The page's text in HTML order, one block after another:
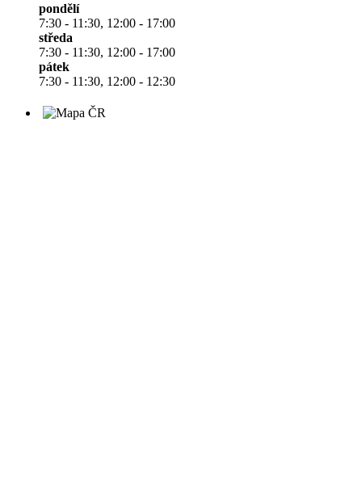
pondělí
7:30 - 11:30, 12:00 - 17:00
středa
7:30 - 11:30, 12:00 - 17:00
pátek
7:30 - 11:30, 12:00 - 12:30